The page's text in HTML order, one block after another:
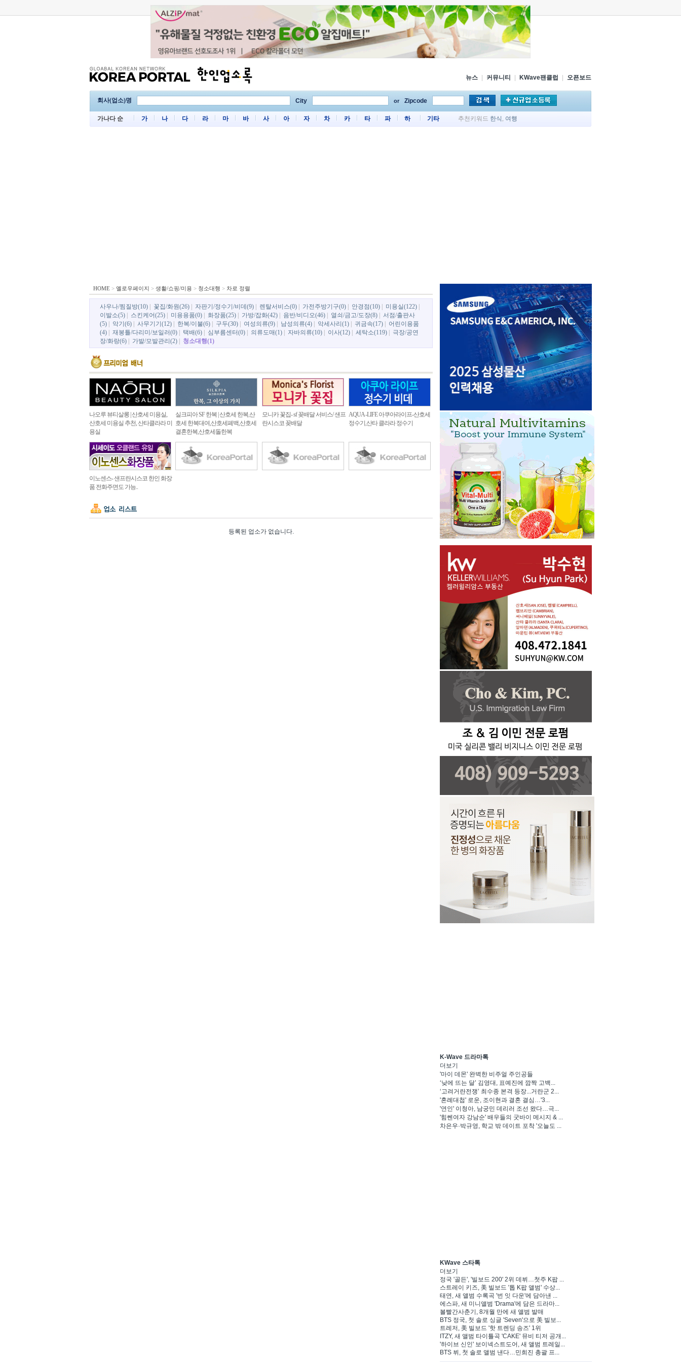
뉴스 커뮤니티 KWave팬클럽 오픈보드
회사(업소)명 City or Zipcode
가나다 순 가 나 다 라 마 바 사 아 자 차 카 타 파 하 기타 추천키워드 한식 , 여행
HOME > 옐로우페이지 > 생활/쇼핑/미용 > 청소대행 > 차로 정렬
사우나/찜질방(10) 꽃집/화원(26) 자판기/정수기/비데(9) 렌탈서비스(0) 가전주방기구(0) 안경점(10) 미용실(122)
이발소(5)
스킨케어(25) 미용용품(0) 화장품(25) 가방/잡화(42) 음반/비디오(46) 열쇠/금고/도장(8)
서점/출판사
(5)
악기(6) 사무기기(12) 한복/이불(6) 구두(30) 여성의류(9) 남성의류(4) 악세사리(1) 귀금속(17)
어린이용품
(4)
재봉틀/다리미/보일러(0) 택배(6) 심부름센터(0) 의류도매(1) 자바의류(10) 이사(12) 세탁소(119)
극장/공연
장/화랑(6)
가발/모발관리(2) 청소대행(1)
나오루 뷰티살롱 | 산호세 미용실,
산호세 미용실 추천, 산타클라라 미
용실
실크피아 SF 한복 | 산호세 한복,산
호세 한복대여,산호세폐백,산호세
결혼한복,산호세돌한복
모니카 꽃집- sf 꽂배달 서비스/ 샌프
란시스코 꽂배달
AQUA -LIFE 아쿠아라이프-산호세
정수기,산타 클라라 정수기
이노센스- 샌프란시스코 한인 화장
품 전화주면도 가능..
등록된 업소가 없습니다.
K-Wave 드라마톡
더보기
'마이 데몬' 완벽한 비주얼 주인공들
‘낮에 뜨는 달’ 김영대, 표예진에 깜짝 고백...
‘고려거란전쟁’ 최수종 본격 등장...거란군 2...
'혼례대첩' 로운, 조이현과 결혼 결심…'3...
'연인' 이청아, 남궁민 데리러 조선 왔다…극...
'힘쎈여자 강남순' 배우들의 굿바이 메시지 & ...
차은우·박규영, 학교 밖 데이트 포착 '오늘도 ...
KWave 스타톡
더보기
정국 '골든', '빌보드 200' 2위 데뷔…첫주 K팝 ...
스트레이 키즈, 美 빌보드 '톱 K팝 앨범' 수상...
태연, 새 앨범 수록곡 '번 잇 다운'에 담아낸 ...
에스파, 새 미니앨범 'Drama'에 담은 드라마...
볼빨간사춘기, 8개월 만에 새 앨범 발매
BTS 정국, 첫 솔로 싱글 'Seven'으로 美 빌보...
트레저, 美 빌보드 '핫 트렌딩 송즈' 1위
ITZY, 새 앨범 타이틀곡 'CAKE' 뮤비 티저 공개...
'하이브 신인' 보이넥스트도어, 새 앨범 트레일...
BTS 뷔, 첫 솔로 앨범 낸다…민희진 총괄 프...